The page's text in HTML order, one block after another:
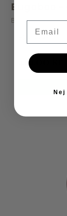
Bugaboo -
Bugaboo
416,00 kr